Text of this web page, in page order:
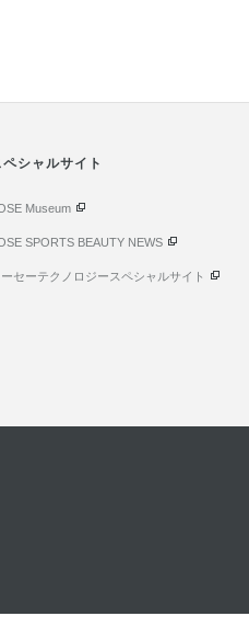
ペシャルサイト
Museum
SPORTS BEAUTY NEWS
ーセーテクノロジースペシャルサイト